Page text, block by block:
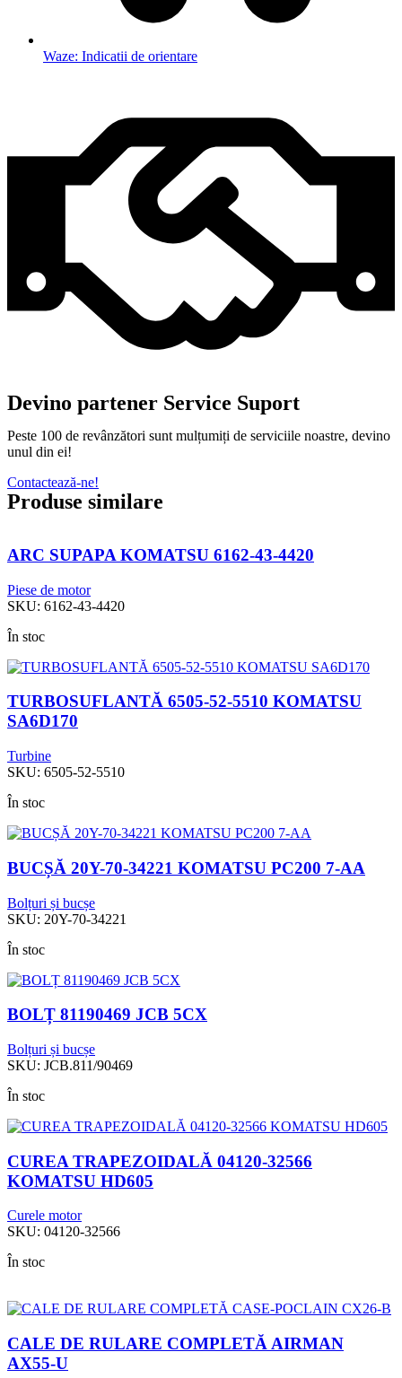
Waze: Indicatii de orientare
Devino partener Service Suport
Peste 100 de revânzători sunt mulțumiți de serviciile noastre, devino
unul din ei!
Contactează-ne!
Produse similare
ARC SUPAPA KOMATSU 6162-43-4420
Piese de motor
SKU: 6162-43-4420
În stoc
TURBOSUFLANTĂ 6505-52-5510 KOMATSU
SA6D170
Turbine
SKU: 6505-52-5510
În stoc
BUCȘĂ 20Y-70-34221 KOMATSU PC200 7-AA
Bolțuri și bucșe
SKU: 20Y-70-34221
În stoc
BOLȚ 81190469 JCB 5CX
Bolțuri și bucșe
SKU: JCB.811/90469
În stoc
CUREA TRAPEZOIDALĂ 04120-32566
KOMATSU HD605
Curele motor
SKU: 04120-32566
În stoc
CALE DE RULARE COMPLETĂ AIRMAN
AX55-U